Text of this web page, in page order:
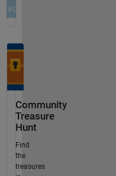
Community
Treasure
Hunt
Find
the
treasures